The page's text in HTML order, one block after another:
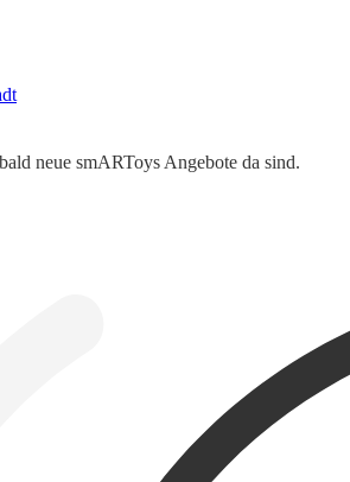
neue smARToys Angebote da sind.